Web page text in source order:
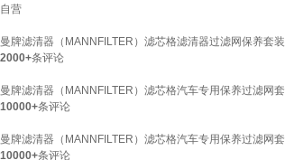
自营
曼牌滤清器（MANNFILTER）滤芯格滤清器过滤网保养套
2000+条评论
曼牌滤清器（MANNFILTER）滤芯格汽车专用保养过滤网
10000+条评论
曼牌滤清器（MANNFILTER）滤芯格汽车专用保养过滤网
10000+条评论